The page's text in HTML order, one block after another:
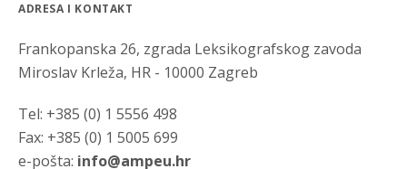
ADRESA I KONTAKT
Frankopanska 26, zgrada Leksikografskog zavoda
Miroslav Krleža, HR - 10000 Zagreb
Tel: +385 (0) 1 5556 498
Fax: +385 (0) 1 5005 699
e-pošta: info@ampeu.hr